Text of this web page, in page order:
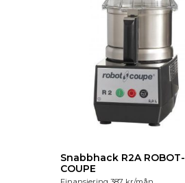
Snabbhack R2A ROBOT-
COUPE